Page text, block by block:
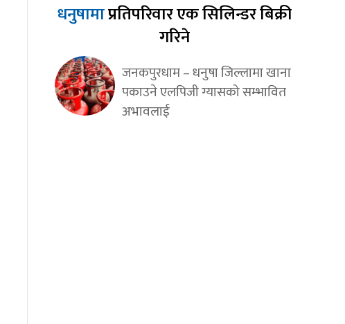
धनुषामाप्रतिपरिवार एक सिलिन्डर बिक्री
गरिने
जनकपुरधाम – धनुषा जिल्लामा खाना
पकाउने एलपिजी ग्यासको सम्भावित
अभावलाई